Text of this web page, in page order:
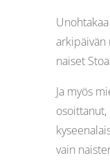
arkipäivän
naiset
Ja myös
vain